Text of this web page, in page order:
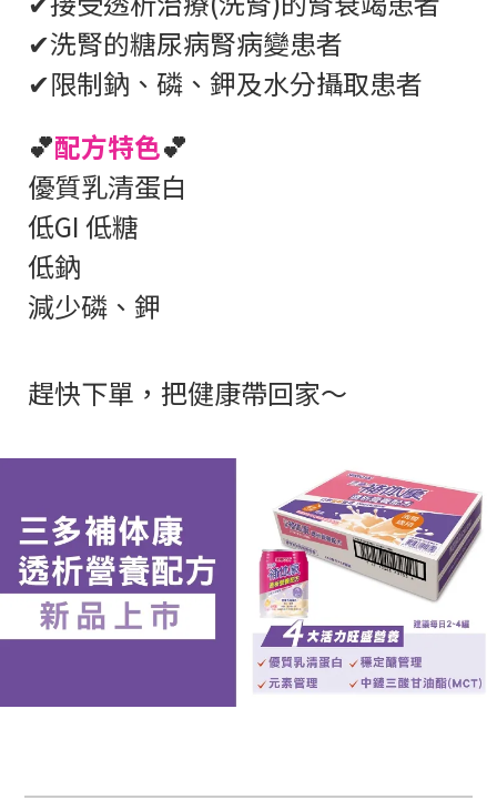
✔洗腎的糖尿病腎病變患者
✔限制鈉、磷、鉀及水分攝取患者
💕配方特色💕
優質乳清蛋白
低GI 低糖
低鈉
減少磷、鉀
趕快下單，把健康帶回家～